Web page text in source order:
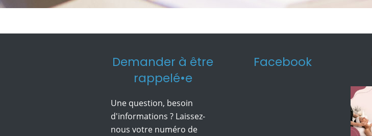
Demander à être
rappelé•e
Une question, besoin
d'informations ? Laissez-
nous votre numéro de
Facebook